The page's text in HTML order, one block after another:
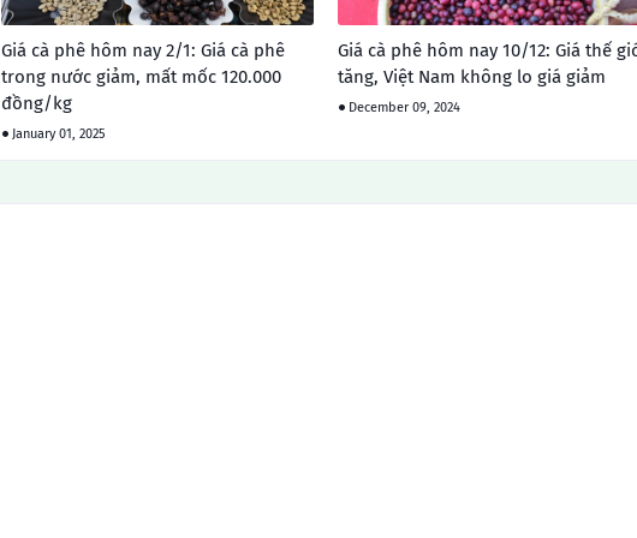
Giá cà phê hôm nay 2/1: Giá cà phê
trong nước giảm, mất mốc 120.000
đồng/kg
January 01, 2025
Giá cà phê hôm nay 10/12: Giá thế
tăng, Việt Nam không lo giá giảm
December 09, 2024